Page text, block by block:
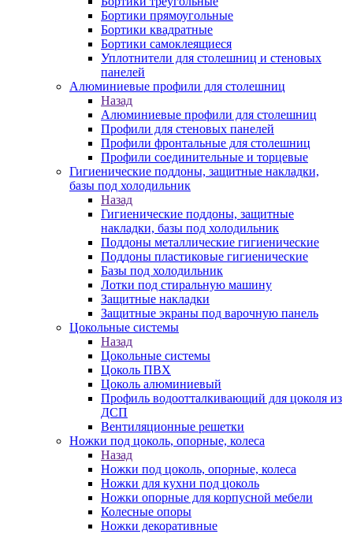
Бортики прямоугольные
Бортики квадратные
Бортики самоклеящиеся
Уплотнители для столешниц и стеновых
панелей
Алюминиевые профили для столешниц
Назад
Алюминиевые профили для столешниц
Профили для стеновых панелей
Профили фронтальные для столешниц
Профили соединительные и торцевые
Гигиенические поддоны, защитные накладки,
базы под холодильник
Назад
Гигиенические поддоны, защитные
накладки, базы под холодильник
Поддоны металлические гигиенические
Поддоны пластиковые гигиенические
Базы под холодильник
Лотки под стиральную машину
Защитные накладки
Защитные экраны под варочную панель
Цокольные системы
Назад
Цокольные системы
Цоколь ПВХ
Цоколь алюминиевый
Профиль водоотталкивающий для цоколя из
ДСП
Вентиляционные решетки
Ножки под цоколь, опорные, колеса
Назад
Ножки под цоколь, опорные, колеса
Ножки для кухни под цоколь
Ножки опорные для корпусной мебели
Колесные опоры
Ножки декоративные